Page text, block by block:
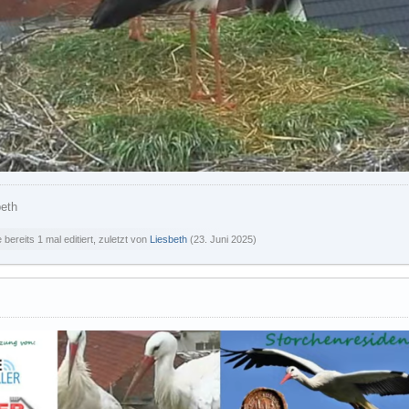
bereits 1 mal editiert, zuletzt von Liesbeth (23. Juni 2025)